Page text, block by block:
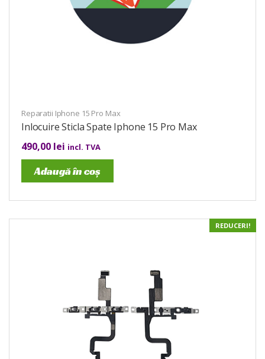
Reparatii Iphone 15 Pro Max
Inlocuire Sticla Spate Iphone 15 Pro Max
490,00 lei incl. TVA
Adaugă în coș
REDUCERI!